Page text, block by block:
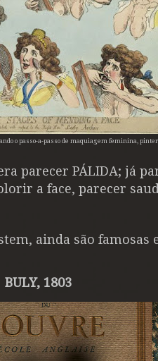
o passo-a-passo de maquiagem feminina,
parecer PÁLIDA; já
a face, parecer
ainda são
BULY, 1803